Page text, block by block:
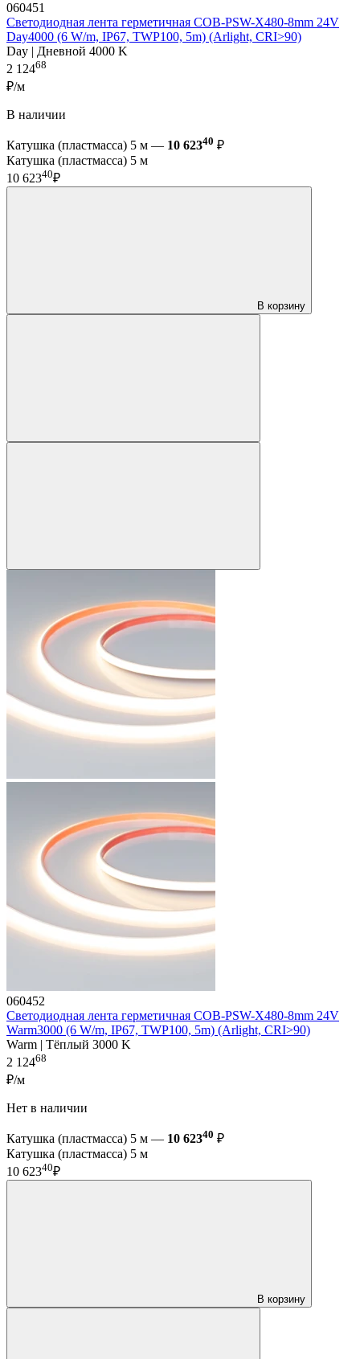
060451
Светодиодная лента герметичная COB-PSW-X480-8mm 24V
Day4000 (6 W/m, IP67, TWP100, 5m) (Arlight, CRI>90)
Day | Дневной 4000 K
2 12468
₽/м
В наличии
Катушка (пластмасса) 5 м — 10 62340 ₽
Катушка (пластмасса) 5 м
10 62340₽
В корзину
060452
Светодиодная лента герметичная COB-PSW-X480-8mm 24V
Warm3000 (6 W/m, IP67, TWP100, 5m) (Arlight, CRI>90)
Warm | Тёплый 3000 K
2 12468
₽/м
Нет в наличии
Катушка (пластмасса) 5 м — 10 62340 ₽
Катушка (пластмасса) 5 м
10 62340₽
В корзину